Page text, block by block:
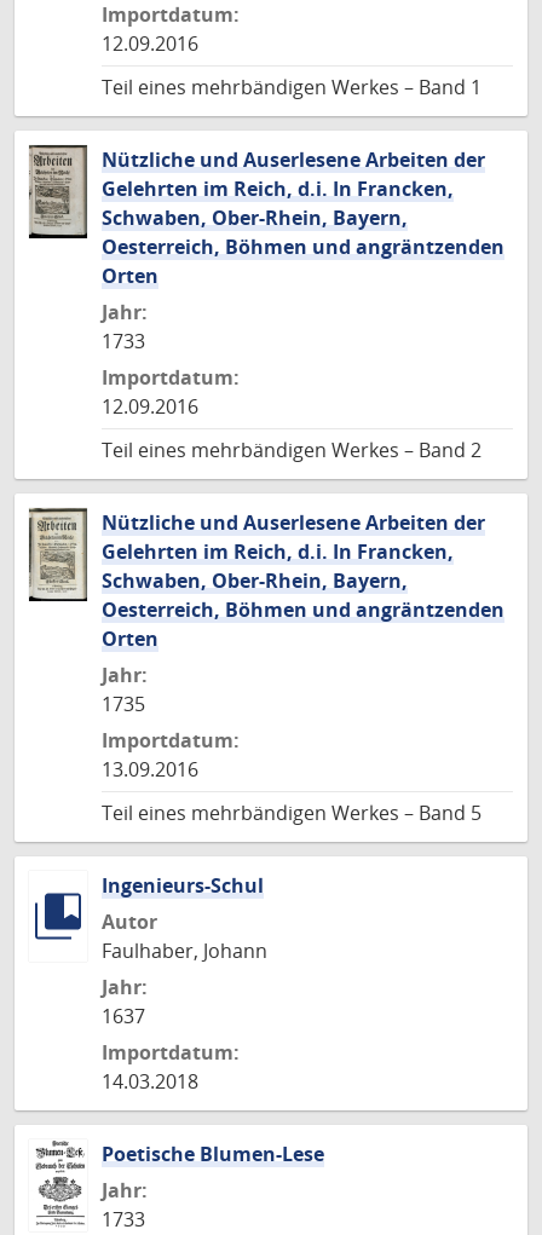
Importdatum:
12.09.2016
Teil eines mehrbändigen Werkes – Band 1
Nützliche und Auserlesene Arbeiten der
Gelehrten im Reich, d.i. In Francken,
Schwaben, Ober-Rhein, Bayern,
Oesterreich, Böhmen und angräntzenden
Orten
Jahr:
1733
Importdatum:
12.09.2016
Teil eines mehrbändigen Werkes – Band 2
Nützliche und Auserlesene Arbeiten der
Gelehrten im Reich, d.i. In Francken,
Schwaben, Ober-Rhein, Bayern,
Oesterreich, Böhmen und angräntzenden
Orten
Jahr:
1735
Importdatum:
13.09.2016
Teil eines mehrbändigen Werkes – Band 5
Ingenieurs-Schul
Autor
Faulhaber, Johann
Jahr:
1637
Importdatum:
14.03.2018
Poetische Blumen-Lese
Jahr:
1733